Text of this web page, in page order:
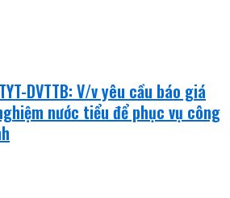
DVTTB: V/v yêu cầu báo giá
nước tiểu để phục vụ công